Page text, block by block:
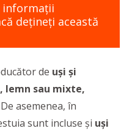
informaţii
dețineți această
de uși și
lemn sau mixte,
asemenea, în
sunt incluse și uși